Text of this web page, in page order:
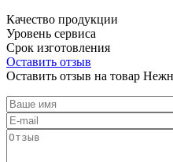
Качество продукции
Уровень сервиса
Срок изготовления
Оставить отзыв
Оставить отзыв на товар